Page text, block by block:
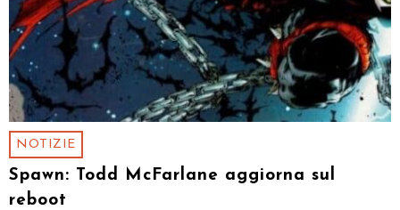
NOTIZIE
Spawn: Todd McFarlane aggiorna sul
reboot